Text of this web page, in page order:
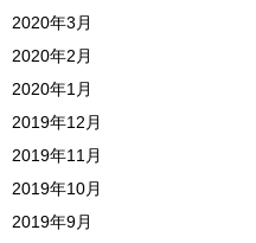
2020年3月
2020年2月
2020年1月
2019年12月
2019年11月
2019年10月
2019年9月